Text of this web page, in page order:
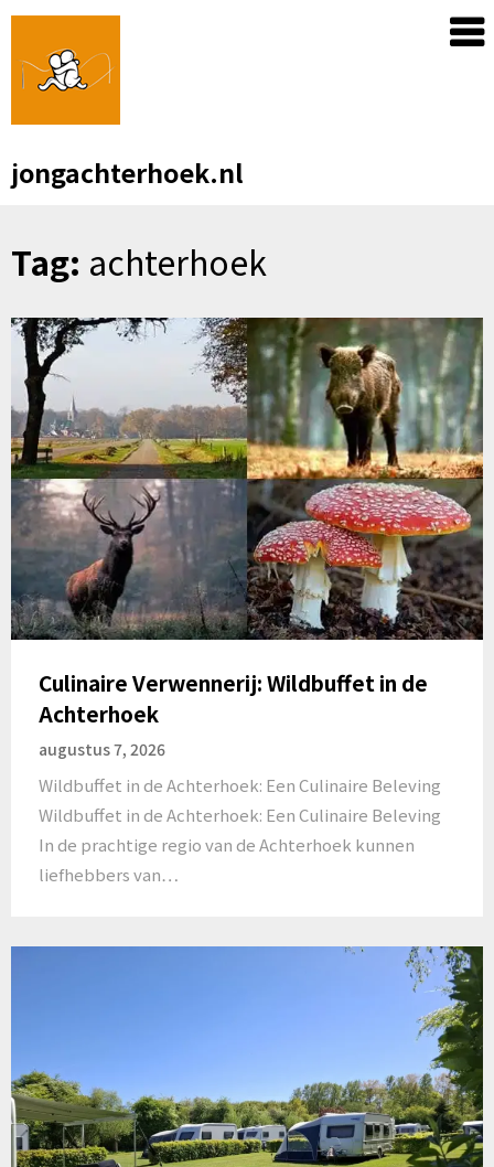
Skip
content
jongachterhoek.nl
Tag: achterhoek
Culinaire Verwennerij: Wildbuffet in de
Achterhoek
augustus 7, 2026
Wildbuffet in de Achterhoek: Een Culinaire Beleving
Wildbuffet in de Achterhoek: Een Culinaire Beleving
In de prachtige regio van de Achterhoek kunnen
liefhebbers van…